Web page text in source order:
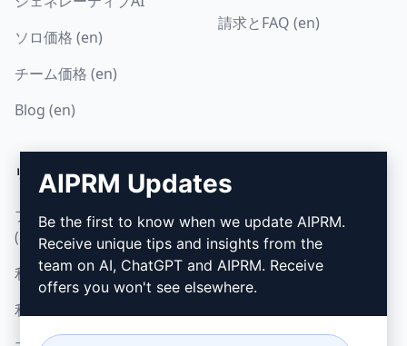
ソロ価格 (en)
チーム価格 (en)
Blog (en)
請求とFAQ (en)
リーガル
プライバシーポリシー
(en)
利用規定 (en)
利用規約 (en)
インストール方法
グーグル・クローム (en)
マイクロソフト・エッジ
AIPRM Updates
Be the first to know when we update AIPRM.
Receive unique tips and insights from the
team on AI, ChatGPT and AIPRM. Receive
offers you won't see elsewhere.